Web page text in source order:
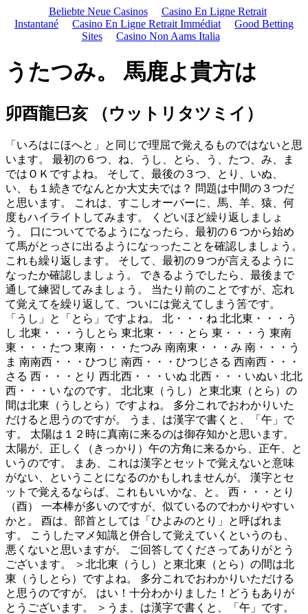
Beliebte Neue Casinos
Casino En Ligne Retrait
Instantané
Casino En Ligne Retrait Immédiat
Good Betting
Sites
Casino Non Aams Italia
うたつみ。 馬鹿よ貴方は
卯酉龍巳亥 （ウットリタツミイ）
「いろはにほへと」と同じで理屈で覚えるものではないと思
います。 最初の６つ、ね、うし、とら、う、たつ、み、ま
ではＯＫですよね。 そして、最後の３つ、とり、いぬ、
い、も１続きでなんとか大丈夫では？ 問題は中間の３つだ
と思います。 これは、すこしオーバーに、馬、羊、猿、何
度もハイライトしてみます。 くどいほど繰り返しましょ
う。 口についてでるようになったら、最初の６つから始め
て馬がとっさに出るようになっったことを確認しましょう。
これも繰り返します。 そして、最初の９つが言えるように
なったか確認しましょう。 できるようでしたら、最後まで
通して練習してみましょう。 当たり前のことですが、忘れ
て覚えてを繰り返して、ついには覚えてしまう筈です。
「うし」と「とら」ですよね。 北・・・ね 北北東・・・う
し 北東・・・うしとら 東北東・・・とら 東・・・う 東南
東・・・たつ 東南・・・たつみ 南南東・・・み 南・・・う
ま 南南西・・・ひつじ 南西・・・ひつじさる 西南西・・・
さる 西・・・とり 西北西・・・いぬ 北西・・・いぬい 北北
西・・・い なのです。 北北東（うし）と東北東（とら）の
間は北東（うしとら）ですよね。 多分これでおわかりいた
だけると思うのですが。 うま、は漢字で書くと、「午」で
す。 太陽は１２時に真南に来るのは御存知かと思います。
太陽が、正しく（きっかり）午の方角に来るから、正午、と
いうのです。 まあ、これは漢字とセットで覚えないと意味
がない、ということになるのかもしれませんが。 漢字とセ
ットで覚えるならば、これもいいかな、と。 西・・・とり
（酉） 一本棒が多いのですが、似ているのでわかりやすい
かと。 酉は、部首としては「ひよみのとり」と呼ばれま
す。 こうしたマメ知識と併合して覚えていくというのも、
悪くないと思いますが。 ご回答してくださってありがとう
ございます。 ＞北北東（うし）と東北東（とら）の間は北
東（うしとら）ですよね。 多分これでおわかりいただける
と思うのですが。 はい！十分わかりました！どうもありが
とうございます。 ＞うま、は漢字で書くと、「午」です。